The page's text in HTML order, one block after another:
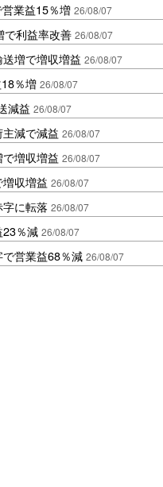
業益15％増 26/08/07
で利益率改善 26/08/07
増で増収増益 26/08/07
％増 26/08/07
減益 26/08/07
減で減益 26/08/07
増収増益 26/08/07
収増益 26/08/07
に転落 26/08/07
23％減 26/08/07
営業益68％減 26/08/07